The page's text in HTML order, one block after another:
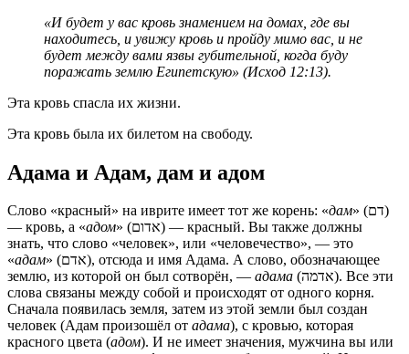
«И будет у вас кровь знамением на домах, где вы
находитесь, и увижу кровь и пройду мимо вас, и не
будет между вами язвы губительной, когда буду
поражать землю Египетскую» (Исход 12:13).
Эта кровь спасла их жизни.
Эта кровь была их билетом на свободу.
Адама и Адам, дам и адом
Слово «красный» на иврите имеет тот же корень: «дам» (דם)
— кровь, а «адом» (אדום) — красный. Вы также должны
знать, что слово «человек», или «человечество», — это
«адам» (אדם), отсюда и имя Адама. А слово, обозначающее
землю, из которой он был сотворён, — адама (אדמה). Все эти
слова связаны между собой и происходят от одного корня.
Сначала появилась земля, затем из этой земли был создан
человек (Адам произошёл от адама), с кровью, которая
красного цвета (адом). И не имеет значения, мужчина вы или